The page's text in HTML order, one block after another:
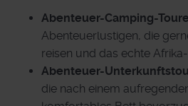
Abenteuer-Camping-
Abenteuerlustigen, die
reisen und das echte
Abenteuer-
die nach einem